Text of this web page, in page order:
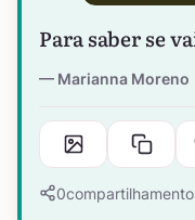
Para saber se
Marianna Moreno
0